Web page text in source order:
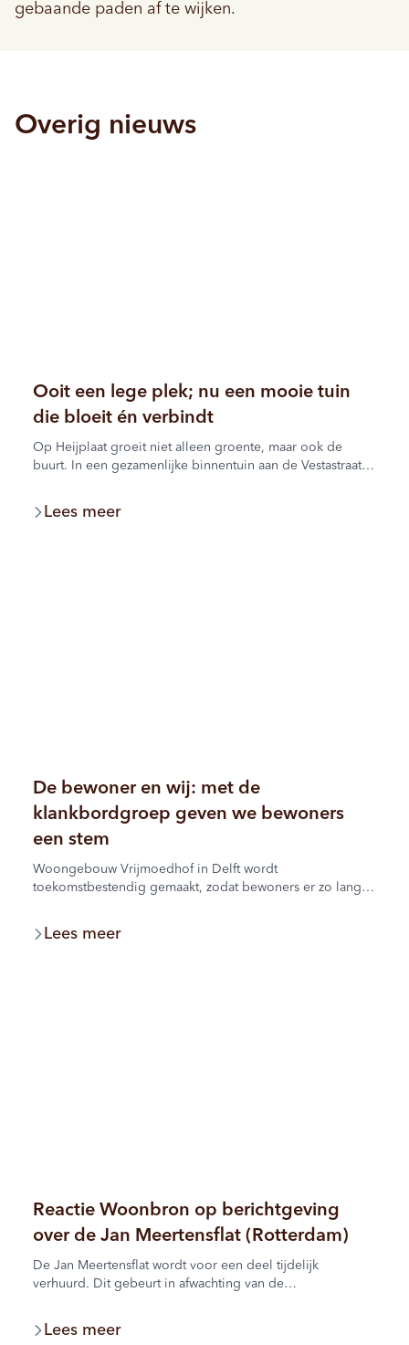
gebaande paden af te wijken.
Overig nieuws
Ooit een lege plek; nu een mooie tuin
die bloeit én verbindt
Op Heijplaat groeit niet alleen groente, maar ook de
buurt. In een gezamenlijke binnentuin aan de Vestastraat
waar iedereen elkaar tegenkomt.
Lees meer
De bewoner en wij: met de
klankbordgroep geven we bewoners
een stem
Woongebouw Vrijmoedhof in Delft wordt
toekomstbestendig gemaakt, zodat bewoners er zo lang
begin 2027 vindt daarom verbeteronderhoud plaats. De
klankbordgroep brengt bewoners, Bouwbedrijf Van
Lees meer
Reactie Woonbron op berichtgeving
over de Jan Meertensflat (Rotterdam)
De Jan Meertensflat wordt voor een deel tijdelijk
verhuurd. Dit gebeurt in afwachting van de
werken hierin samen met de gemeente Rotterdam.
Woonbron kiest er bewust voor om woningen in deze
Lees meer